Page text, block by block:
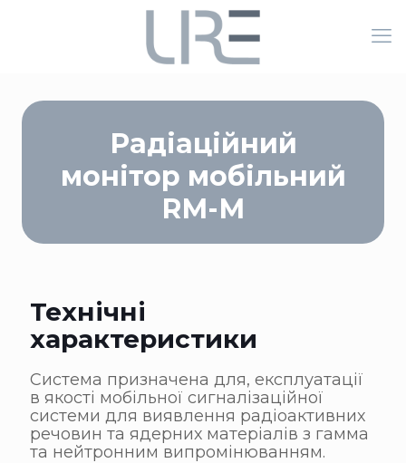
Радіаційний
монітор мобільний
RМ-М
Технічні
характеристики
Система призначена для, експлуатації
в якості мобільної сигналізаційної
системи для виявлення радіоактивних
речовин та ядерних матеріалів з гамма
та нейтронним випромінюванням.